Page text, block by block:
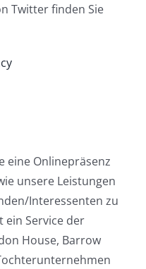
Twitter finden Sie
eine Onlinepräsenz
unsere Leistungen
Interessenten zu
ein Service der
House, Barrow